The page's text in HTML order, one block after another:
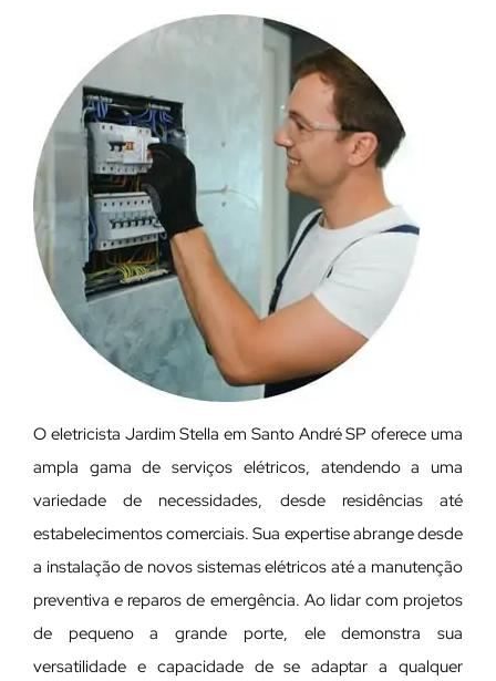
O eletricista Jardim Stella em Santo André SP oferece uma
ampla gama de serviços elétricos, atendendo a uma
variedade de necessidades, desde residências até
estabelecimentos comerciais. Sua expertise abrange desde
a instalação de novos sistemas elétricos até a manutenção
preventiva e reparos de emergência. Ao lidar com projetos
de pequeno a grande porte, ele demonstra sua
versatilidade e capacidade de se adaptar a qualquer